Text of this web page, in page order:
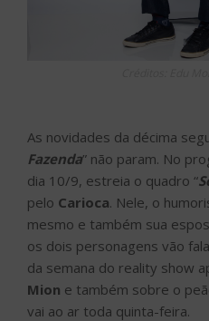
As novidades da décima
Fazenda” não param. No
dia 10/9, estreia o quadro “
pelo Carioca. Nele, o
mesmo e também sua
os dois personagens vão
da semana do reality show
Mion e também sobre o
vai ao ar toda quinta-feira.